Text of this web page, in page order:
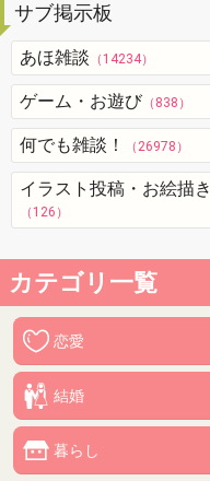
サブ掲示板
あほ雑談 （14234）
ゲーム・お遊び （838）
何でも雑談！ （26978）
イラスト投稿・お絵描き
（126）
カテゴリ一覧
恋愛
結婚
暮らし